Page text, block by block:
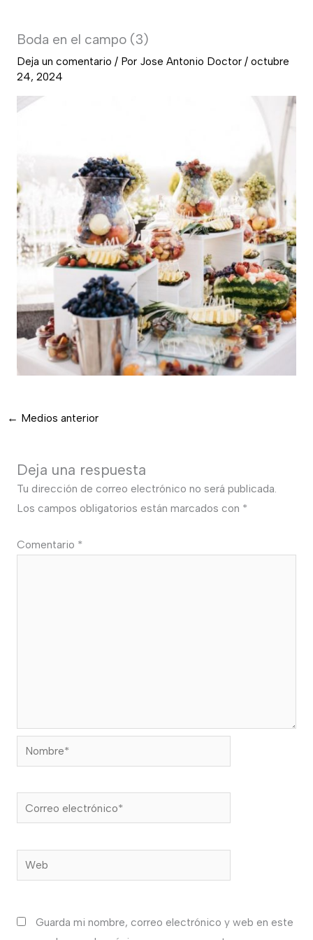
Boda en el campo (3)
Deja un comentario / Por Jose Antonio Doctor / octubre
24, 2024
← Medios anterior
Deja una respuesta
Tu dirección de correo electrónico no será publicada.
Los campos obligatorios están marcados con *
Comentario *
Nombre*
Correo
electrónico*
Web
Guarda mi nombre, correo electrónico y web en este